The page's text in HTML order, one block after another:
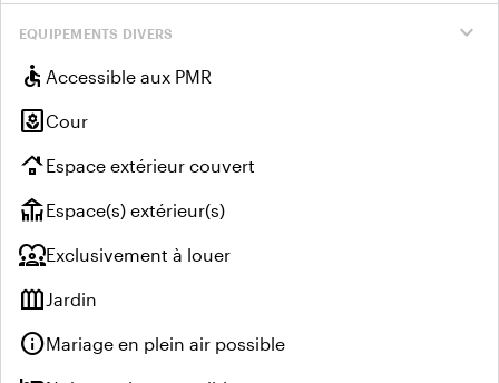
expand_more
EQUIPEMENTS DIVERS
accessible Accessible aux PMR
yardCour
roofingEspace extérieur couvert
deckEspace(s) extérieur(s)
diversity_1Exclusivement à louer
outdoor_gardenJardin
infoMariage en plein air possible